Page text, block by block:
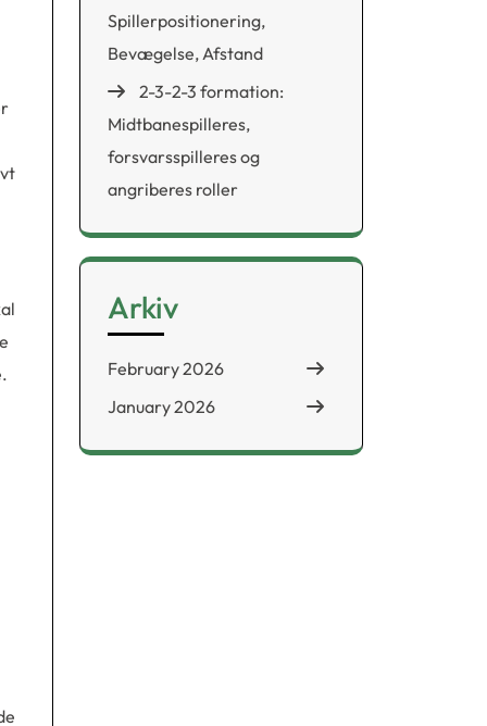
Spillerpositionering,
Bevægelse, Afstand
2-3-2-3 formation:
Midtbanespilleres,
forsvarsspilleres og
angriberes roller
Arkiv
February 2026
January 2026